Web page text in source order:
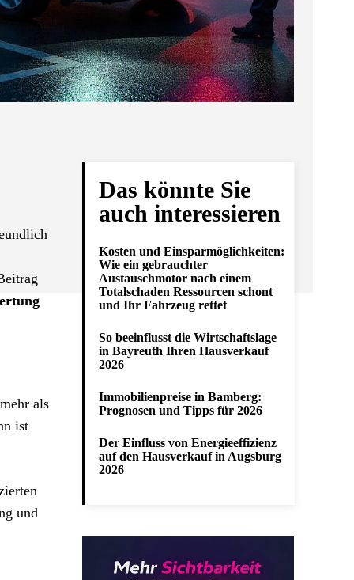
als
ist
und
Das könnte Sie
auch interessieren
Kosten und Einsparmöglichkeiten:
Wie ein gebrauchter
Austauschmotor nach einem
Totalschaden Ressourcen schont
und Ihr Fahrzeug rettet
So beeinflusst die Wirtschaftslage
in Bayreuth Ihren Hausverkauf
2026
Immobilienpreise in Bamberg:
Prognosen und Tipps für 2026
Der Einfluss von Energieeffizienz
auf den Hausverkauf in Augsburg
2026